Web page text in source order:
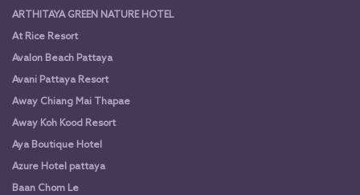
ARTHITAYA GREEN NATURE HOTEL
At Rice Resort
Avalon Beach Pattaya
Avani Pattaya Resort
Away Chiang Mai Thapae
Away Koh Kood Resort
Aya Boutique Hotel
Azure Hotel pattaya
Baan Chom Le